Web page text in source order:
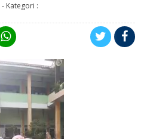
- Kategori :